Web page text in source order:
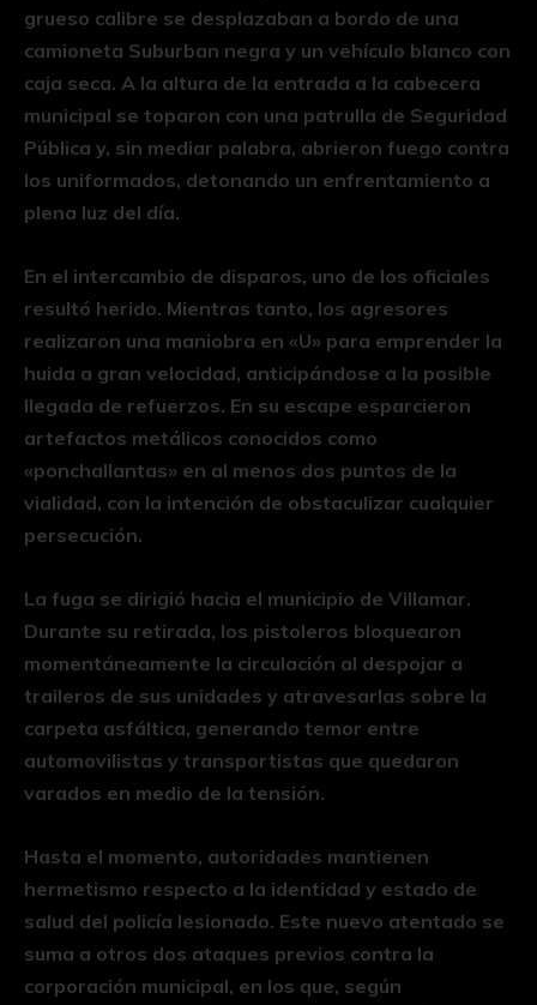
grueso calibre se desplazaban a bordo de una
camioneta Suburban negra y un vehículo blanco con
caja seca. A la altura de la entrada a la cabecera
municipal se toparon con una patrulla de Seguridad
Pública y, sin mediar palabra, abrieron fuego contra
los uniformados, detonando un enfrentamiento a
plena luz del día.
En el intercambio de disparos, uno de los oficiales
resultó herido. Mientras tanto, los agresores
realizaron una maniobra en «U» para emprender la
huida a gran velocidad, anticipándose a la posible
llegada de refuerzos. En su escape esparcieron
artefactos metálicos conocidos como
«ponchallantas» en al menos dos puntos de la
vialidad, con la intención de obstaculizar cualquier
persecución.
La fuga se dirigió hacia el municipio de Villamar.
Durante su retirada, los pistoleros bloquearon
momentáneamente la circulación al despojar a
traileros de sus unidades y atravesarlas sobre la
carpeta asfáltica, generando temor entre
automovilistas y transportistas que quedaron
varados en medio de la tensión.
Hasta el momento, autoridades mantienen
hermetismo respecto a la identidad y estado de
salud del policía lesionado. Este nuevo atentado se
suma a otros dos ataques previos contra la
corporación municipal, en los que, según